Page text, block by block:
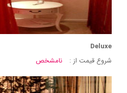
Deluxe
شروع قیمت از :
نامشخص